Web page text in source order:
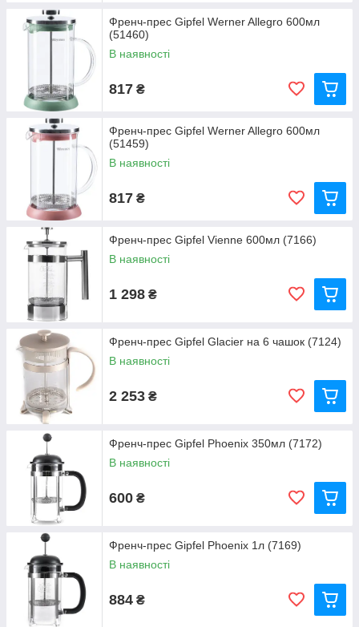
Френч-прес Gipfel Werner Allegro 600мл
(51460)
В наявності
817 ₴
Френч-прес Gipfel Werner Allegro 600мл
(51459)
В наявності
817 ₴
Френч-прес Gipfel Vienne 600мл (7166)
В наявності
1 298 ₴
Френч-прес Gipfel Glacier на 6 чашок (7124)
В наявності
2 253 ₴
Френч-прес Gipfel Phoenix 350мл (7172)
В наявності
600 ₴
Френч-прес Gipfel Phoenix 1л (7169)
В наявності
884 ₴